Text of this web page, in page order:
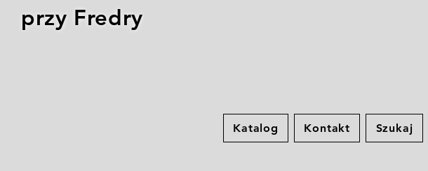
przy Fredry
Katalog Kontakt Szukaj